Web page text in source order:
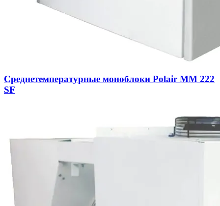
Среднетемпературные моноблоки Polair MM 222
SF